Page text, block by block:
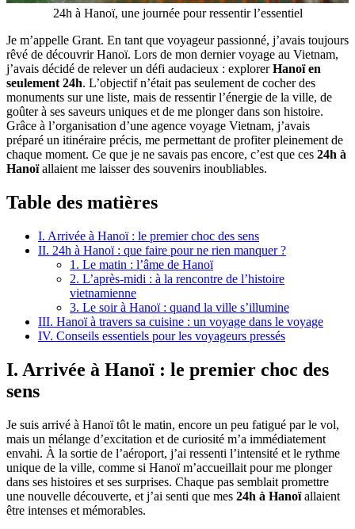
24h à Hanoï, une journée pour ressentir l’essentiel
Je m’appelle Grant. En tant que voyageur passionné, j’avais toujours
rêvé de découvrir Hanoï. Lors de mon dernier voyage au Vietnam,
j’avais décidé de relever un défi audacieux : explorerHanoï en
seulement 24h. L’objectif n’était pas seulement de cocher des
monuments sur une liste, mais de ressentir l’énergie de la ville, de
goûter à ses saveurs uniques et de me plonger dans son histoire.
Grâce à l’organisation d’une agence voyage Vietnam, j’avais
préparé un itinéraire précis, me permettant de profiter pleinement de
chaque moment. Ce que je ne savais pas encore, c’est que ces 24h à
Hanoïallaient me laisser des souvenirs inoubliables.
Table des matières
I. Arrivée à Hanoï : le premier choc des sens
II. 24h à Hanoï : que faire pour ne rien manquer ?
1. Le matin : l’âme de Hanoï
2. L’après-midi : à la rencontre de l’histoire
vietnamienne
3. Le soir à Hanoï : quand la ville s’illumine
III. Hanoï à travers sa cuisine : un voyage dans le voyage
IV. Conseils essentiels pour les voyageurs pressés
I. Arrivée à Hanoï : le premier choc des
sens
Je suis arrivé à Hanoï tôt le matin, encore un peu fatigué par le vol,
mais un mélange d’excitation et de curiosité m’a immédiatement
envahi. À la sortie de l’aéroport, j’ai ressenti l’intensité et le rythme
unique de la ville, comme si Hanoï m’accueillait pour me plonger
dans ses histoires et ses surprises. Chaque pas semblait promettre
une nouvelle découverte, et j’ai senti que mes 24h à Hanoïallaient
être intenses et mémorables.